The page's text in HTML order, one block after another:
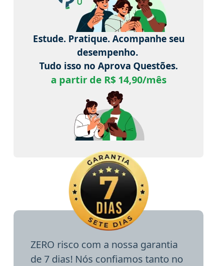
Estude. Pratique. Acompanhe seu
desempenho.
Tudo isso no Aprova Questões.
a partir de R$ 14,90/mês
ZERO risco com a nossa garantia
de 7 dias! Nós confiamos tanto no